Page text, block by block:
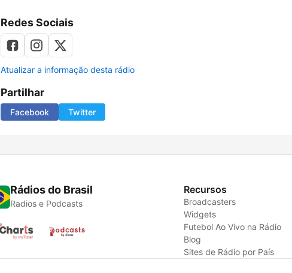
Redes Sociais
Atualizar a informação desta rádio
Partilhar
Facebook Twitter
Rádios do Brasil
Radios e Podcasts
Recursos
Broadcasters
Widgets
Futebol Ao Vivo na Rádio
Blog
Sites de Rádio por País